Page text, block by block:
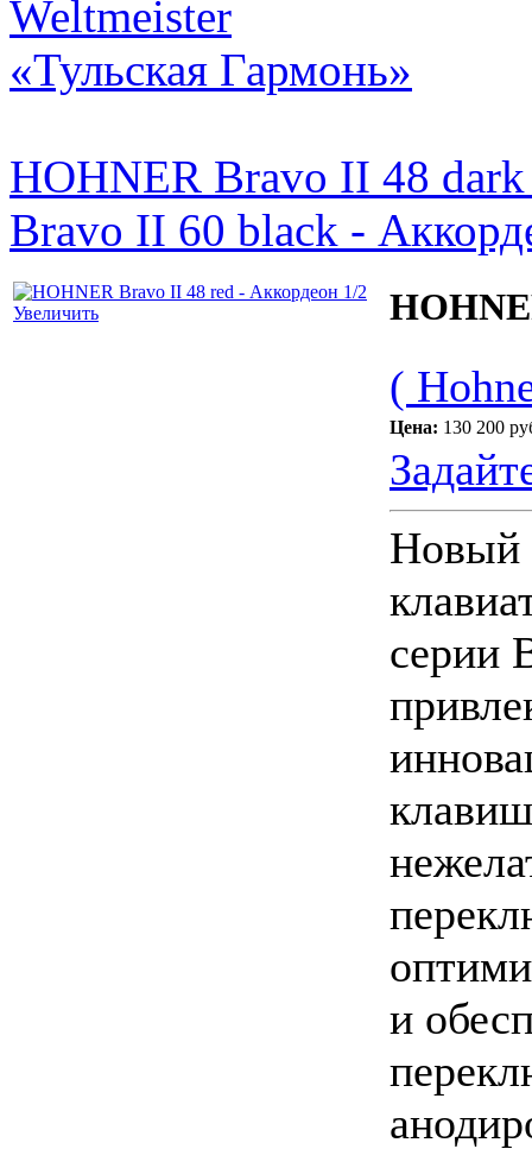
Weltmeister
«Тульская Гармонь»
HOHNER Bravo II 48
Bravo II 60 black -
Увеличить
(
Цена: 130 200
Новый
серии
и